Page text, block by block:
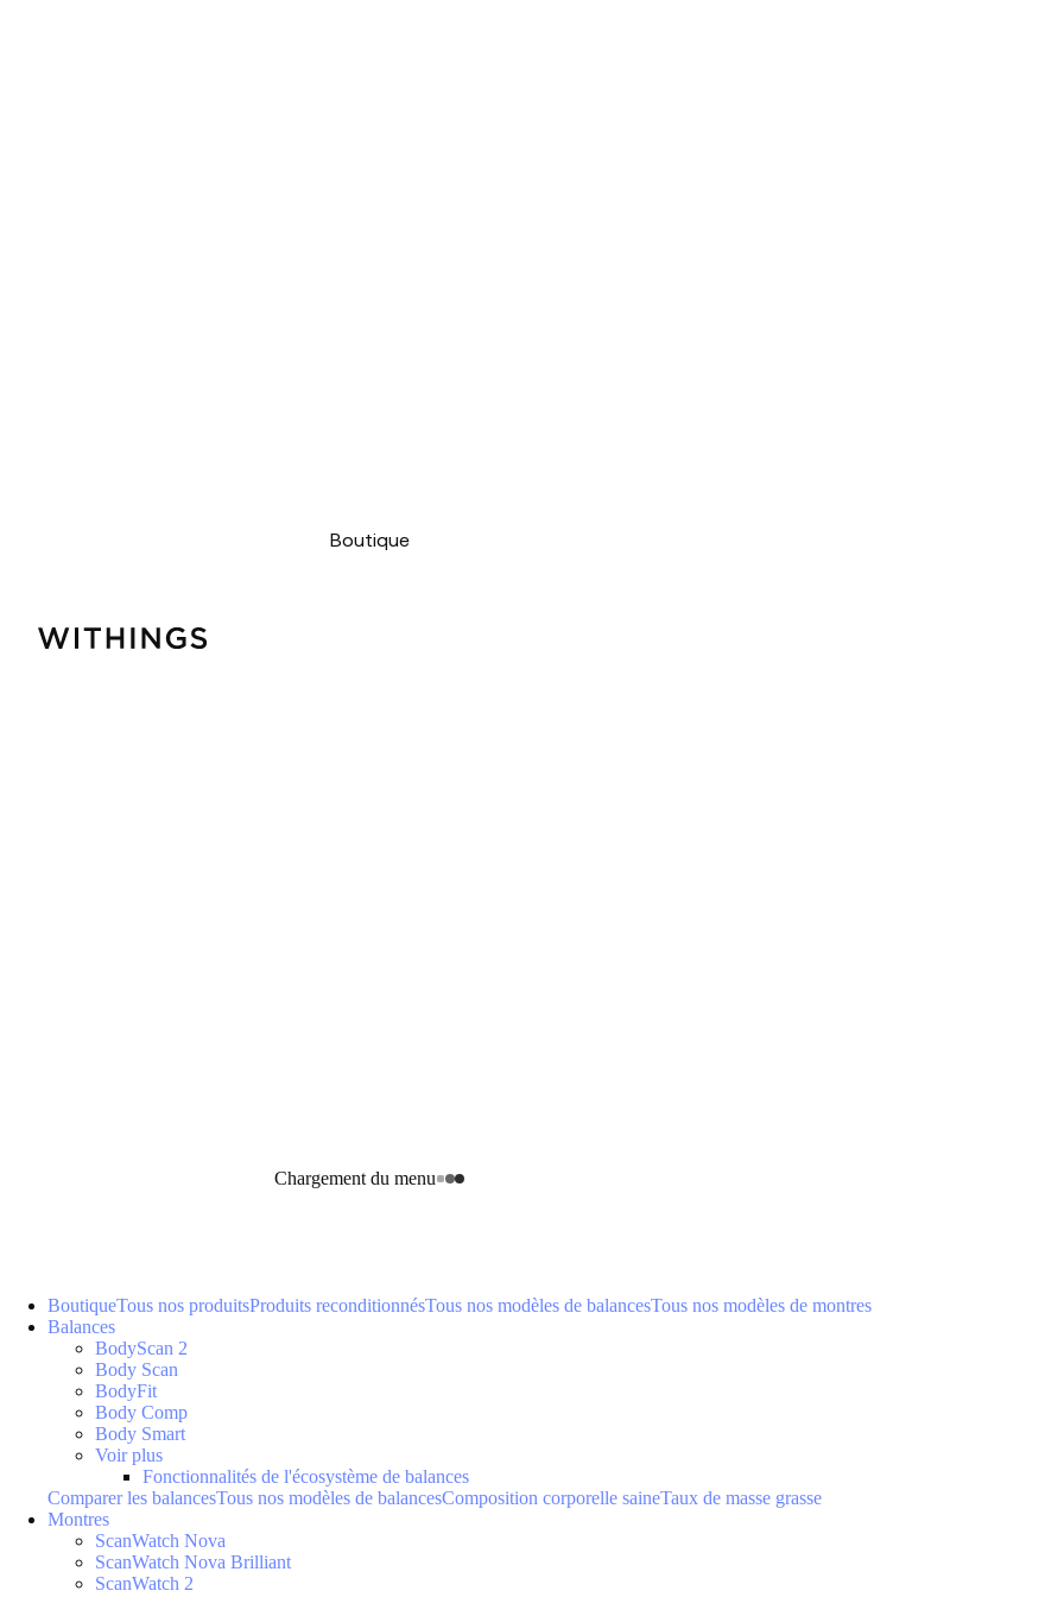
Boutique
Chargement du menu
BoutiqueTous nos produitsProduits reconditionnésTous nos modèles de balancesTous nos modèles de montres
Balances
BodyScan 2
Body Scan
BodyFit
Body Comp
Body Smart
Voir plus
Fonctionnalités de l'écosystème de balances
Comparer les balancesTous nos modèles de balancesComposition corporelle saineTaux de masse grasse
Montres
ScanWatch Nova
ScanWatch Nova Brilliant
ScanWatch 2